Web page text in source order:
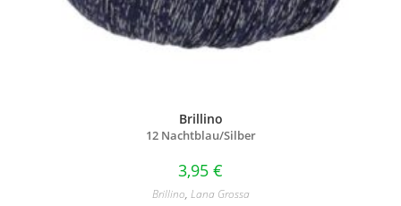
Brillino
12 Nachtblau/Silber
3,95 €
Brillino, Lana Grossa